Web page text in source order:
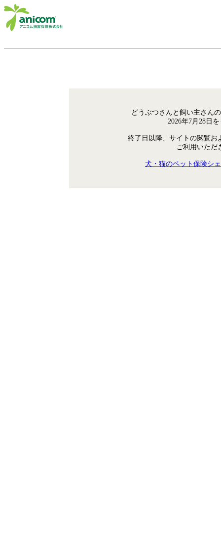
どうぶつさんと飼い主さん
2026年7月28日
終了日以降、サイトの閲覧お
ご利用いただ
犬・猫のペット保険シ